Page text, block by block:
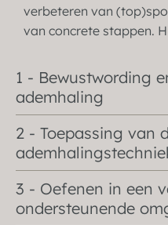
verbeteren van
van concrete stappen.
1 - Bewustwording
ademhaling
2 - Toepassing van
3 - Oefenen in een
ondersteunende